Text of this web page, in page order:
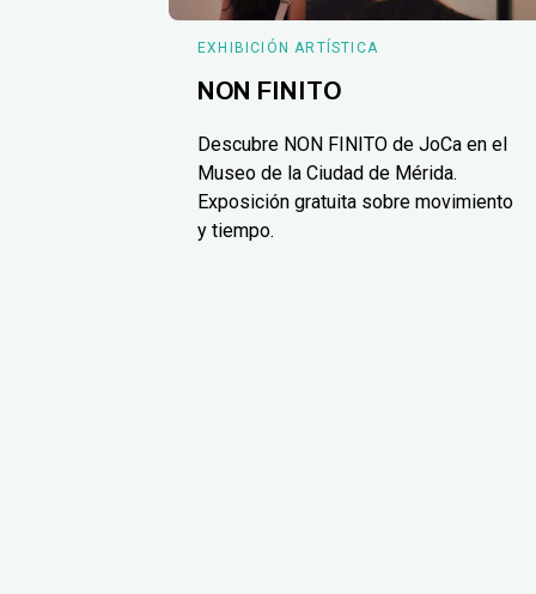
EXHIBICIÓN ARTÍSTICA
NON FINITO
Descubre NON FINITO de JoCa en el
Museo de la Ciudad de Mérida.
Exposición gratuita sobre movimiento
y tiempo.